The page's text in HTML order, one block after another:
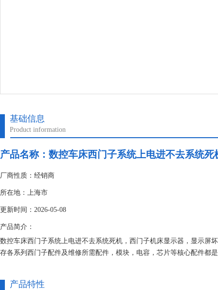
基础信息
Product information
产品名称： 数控车床西门子系统上电进不去系统死
厂商性质：经销商
所在地：上海市
更新时间：2026-05-08
产品简介：
数控车床西门子系统上电进不去系统死机，西门子机床显示器，显示屏
存各系列西门子配件及维修所需配件，模块，电容，芯片等核心配件都
产品特性